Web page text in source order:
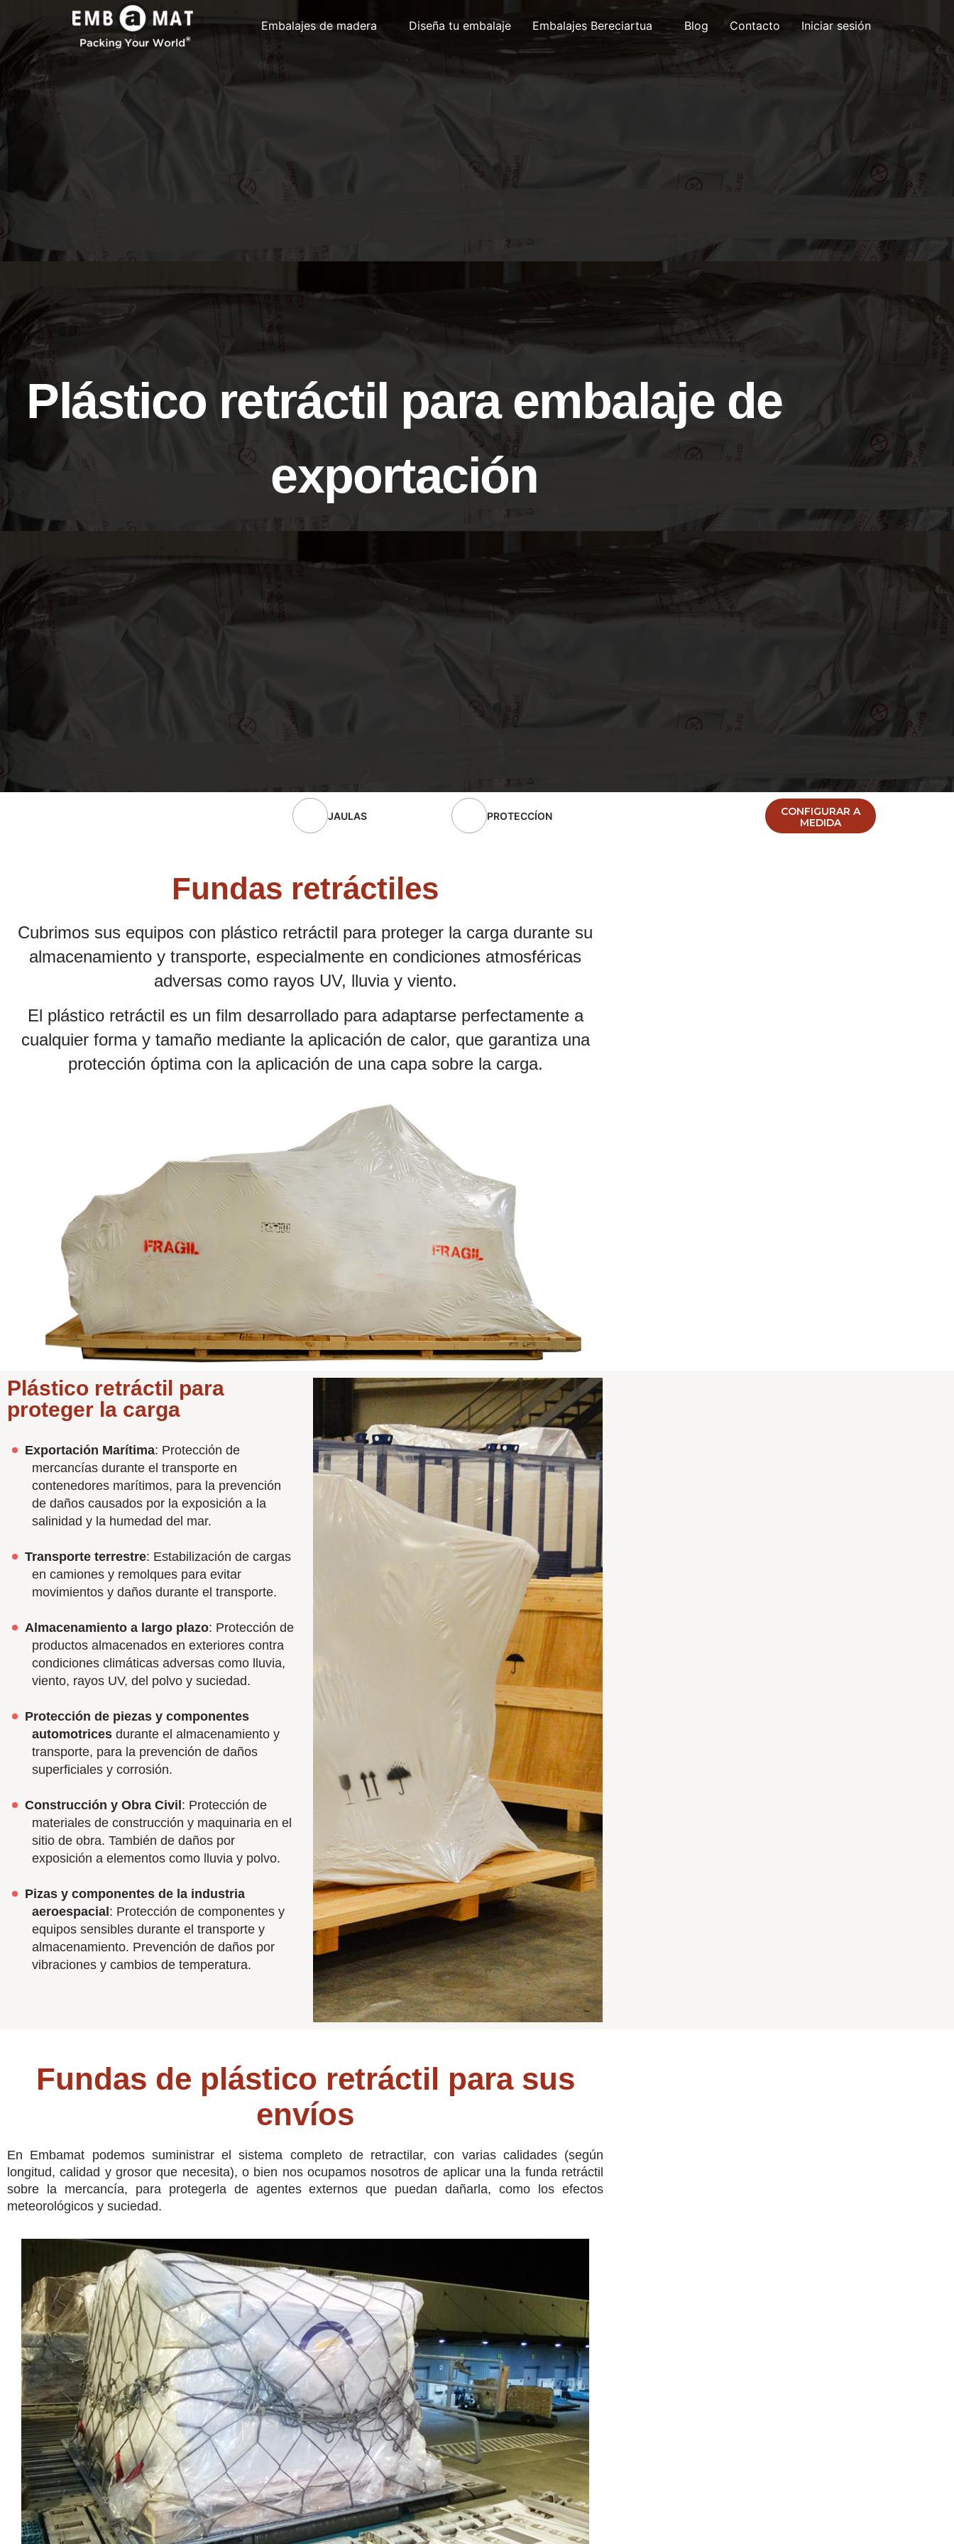
Embalajes de madera Diseña tu embalaje Embalajes Bereciartua Blog Contacto Iniciar sesión
Plástico retráctil para embalaje de
exportación
JAULAS PROTECCÍON
CONFIGURAR A
MEDIDA
Fundas retráctiles
Cubrimos sus equipos con plástico retráctil para proteger la carga durante su
almacenamiento y transporte, especialmente en condiciones atmosféricas
adversas como rayos UV, lluvia y viento.
El plástico retráctil es un film desarrollado para adaptarse perfectamente a
cualquier forma y tamaño mediante la aplicación de calor, que garantiza una
protección óptima con la aplicación de una capa sobre la carga.
Plástico retráctil para
proteger la carga
Exportación Marítima: Protección de
mercancías durante el transporte en
contenedores marítimos, para la prevención
de daños causados por la exposición a la
salinidad y la humedad del mar.
Transporte terrestre: Estabilización de cargas
en camiones y remolques para evitar
movimientos y daños durante el transporte.
Almacenamiento a largo plazo: Protección de
productos almacenados en exteriores contra
condiciones climáticas adversas como lluvia,
viento, rayos UV, del polvo y suciedad.
Protección de piezas y componentes
automotrices durante el almacenamiento y
transporte, para la prevención de daños
superficiales y corrosión.
Construcción y Obra Civil: Protección de
materiales de construcción y maquinaria en el
sitio de obra. También de daños por
exposición a elementos como lluvia y polvo.
Pizas y componentes de la industria
aeroespacial: Protección de componentes y
equipos sensibles durante el transporte y
almacenamiento. Prevención de daños por
vibraciones y cambios de temperatura.
Fundas de plástico retráctil para sus
envíos
En Embamat podemos suministrar el sistema completo de retractilar, con varias calidades (según
longitud, calidad y grosor que necesita), o bien nos ocupamos nosotros de aplicar una la funda retráctil
sobre la mercancía, para protegerla de agentes externos que puedan dañarla, como los efectos
meteorológicos y suciedad.